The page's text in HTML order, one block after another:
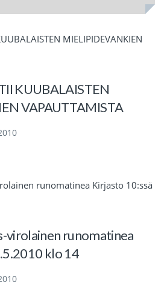
KUUBALAISTEN
VAPAUTTAMISTA
virolainen runomatinea
klo 14